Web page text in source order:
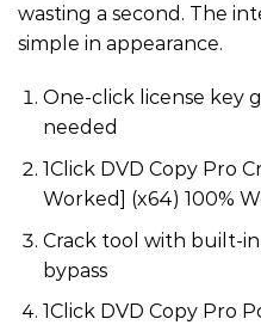
wasting a second. The
simple in appearance.
One-click license key
needed
1Click DVD Copy Pro
Worked] (x64) 100%
Crack tool with built-
bypass
1Click DVD Copy Pro